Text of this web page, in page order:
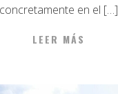
concretamente en el […]
LEER MÁS